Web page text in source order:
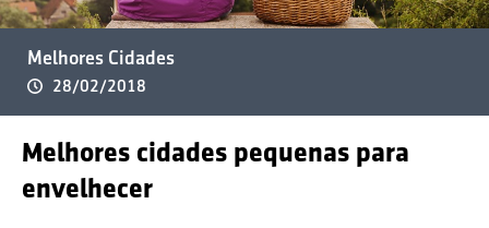
Melhores Cidades
28/02/2018
Melhores cidades pequenas para
envelhecer